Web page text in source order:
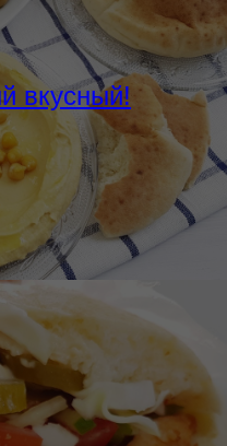
вкусный!